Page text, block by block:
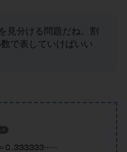
を見分ける問題だね。割
で表していけばいい